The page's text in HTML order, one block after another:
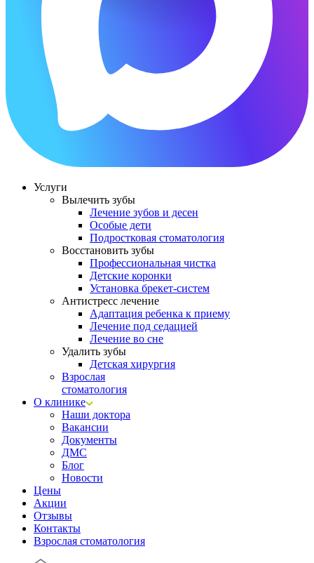
Услуги
Вылечить зубы
Лечение зубов и десен
Особые дети
Подростковая стоматология
Восстановить зубы
Профессиональная чистка
Детские коронки
Установка брекет-систем
Антистресс лечение
Адаптация ребенка к приему
Лечение под седацией
Лечение во сне
Удалить зубы
Детская хирургия
Взрослая
стоматология
О клинике
Наши доктора
Вакансии
Документы
ДМС
Блог
Новости
Цены
Акции
Отзывы
Контакты
Взрослая стоматология